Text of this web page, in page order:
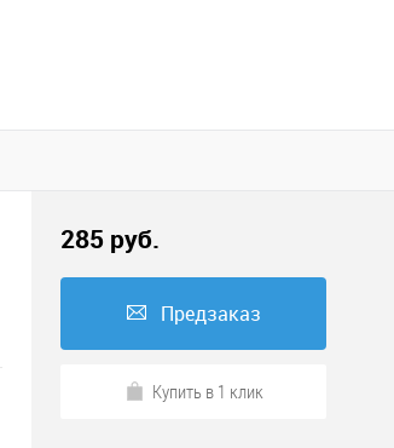
285 руб.
Предзаказ
Купить в 1 клик